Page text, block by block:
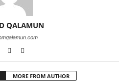
QALAMUN
MORE FROM AUTHOR